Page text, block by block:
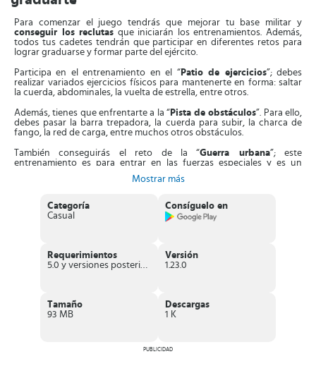
Para comenzar el juego tendrás que mejorar tu base militar y
conseguir los reclutas que iniciarán los entrenamientos. Además,
todos tus cadetes tendrán que participar en diferentes retos para
lograr graduarse y formar parte del ejército.
Participa en el entrenamiento en el “Patio de ejercicios”; debes
realizar variados ejercicios físicos para mantenerte en forma: saltar
la cuerda, abdominales, la vuelta de estrella, entre otros.
Además, tienes que enfrentarte a la “Pista de obstáculos”. Para ello,
debes pasar la barra trepadora, la cuerda para subir, la charca de
fango, la red de carga, entre muchos otros obstáculos.
También conseguirás el reto de la “Guerra urbana”; este
entrenamiento es para entrar en las fuerzas especiales y es un
entrenamiento de batalla casa por casa. En el entrenamiento
” te tocará entrenarte con las temperaturas más bajas,
hipotermia.
Guerra química
” donde tendrás que utilizar
Guerra en el desierto
” donde tendrás que aprender a
desenvolverte en la arena desértica y conducir sobre unas planchas
hechas de madera.
Guerra naval
” donde tienes que saber nadar y aprender todo
lo referente a los barcos y submarinos.
Tendrás que lanzarte de él y abrir de la manera correcta tu
Mostrar más
Categoría
Casual
Consíguelo en
Requerimientos
5.0 y versiones posteriores
Versión
1.23.0
Tamaño
93 MB
Descargas
1 K
PUBLICIDAD